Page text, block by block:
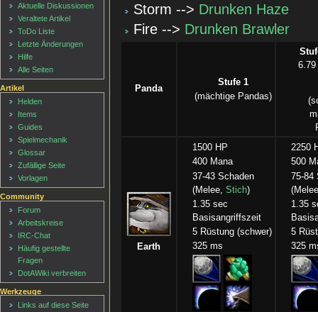
Storm --> Drunken Haze
Fire --> Drunken Brawler
Panda
Stufe 1
(mächtige Pandas)
Earth
1500 HP
400 Mana
37-43 Schaden
(Melee,Stich)
1.35 sec
Basisangriffszeit
5 Rüstung (schwer)
325 ms
2250
500
75-84
1.35
5
325
Aktuelle Diskussionen
Veraltete Artikel
ToDo Liste
Letzte Änderungen
Hilfe
Alle Seiten
Artikel
Helden
Items
Guides
Spielmechanik
Glossar
Zufällige Seite
Vorlagen
Community
Forum
Arbeitskreise
IRC-Chat
Häufig gestellte
Fragen
DotAWiki verbreiten
Werkzeuge
Links auf diese Seite